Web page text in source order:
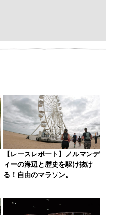
【レースレポート】ノルマンデ
ィーの海辺と歴史を駆け抜け
る！自由のマラソン。